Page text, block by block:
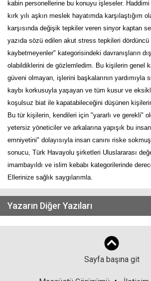
kabin personellerine bu konuyu işleseler.
kırk yılı aşkın meslek hayatımda karşılaştığım
karşısında değişik tepkiler veren sinyor kaptan
yazıda sözü edilen akut stress tepkileri
kaybetmeyenler" kategorisindeki davranışların
olabildiklerini de gözlemledim. Bu kişilerin genel
güveni olmayan, işlerini başkalarının yardımıyla
kaybı korkusuyla yaşayan ve tüm kusur ve
koşulsuz biat ile kapatabileceğini düşünen
Bu tür kişilerin, kendileri için "yararlı ve gerekli"
yetersiz yöneticiler ve arkalarına yapışık bu
emniyetini" dolayısıyla insan canını riske
sonucu, Türk Havayolu şirketleri Uluslararası
imambayıldı ve islim kebabı kategorilerinde
Ellerinize sağlık saygılarımla.
Yazarın Diğer Yazıları
Sayfa başına git